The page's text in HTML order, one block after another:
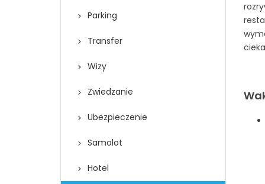
Bezpieczeństwo
Kabiny
Aktywność
Dla dzieci
Relaks
Przed i po rejsie
Warunki wjazdowe
Dlaczego rejs?
Zanim popłyniesz
Statki
Kierunki
Parking
Transfer
Wizy
Zwiedzanie
Ubezpieczenie
Samolot
Hotel